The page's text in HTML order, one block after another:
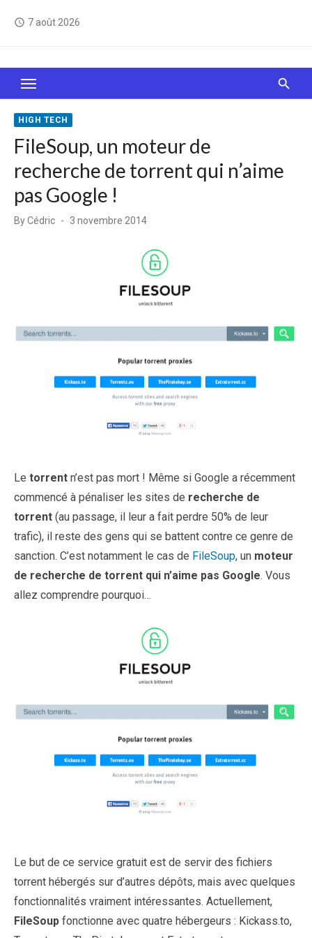
access_time 7 août 2026
Le Web, c'est comme une boîte de chocolats… On
sait jamais sur quoi on va tomber !
HIGH TECH
FileSoup, un moteur de
recherche de torrent qui n’aime
pas Google !
ByCédric
Posted
3 novembre 2014
Le torrent n’est pas mort ! Même si Google a récemment
commencé à pénaliser les sites de recherche de
torrent (au passage, il leur a fait perdre 50% de leur
trafic), il reste des gens qui se battent contre ce genre de
sanction. C’est notamment le cas de FileSoup, un moteur
de recherche de torrent qui n’aime pas Google. Vous
allez comprendre pourquoi…
Le but de ce service gratuit est de servir des fichiers
torrent hébergés sur d’autres dépôts, mais avec quelques
fonctionnalités vraiment intéressantes. Actuellement,
FileSoup fonctionne avec quatre hébergeurs : Kickass.to,